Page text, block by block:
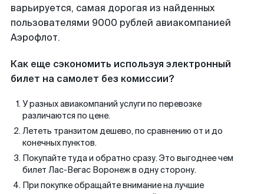
варьируется, самая дорогая из найденных
пользователями 9000 рублей авиакомпанией
Аэрофлот.
Как еще сэкономить используя электронный
билет на самолет без комиссии?
У разных авиакомпаний услуги по перевозке
различаются по цене.
Лететь транзитом дешево, по сравнению от и до
конечных пунктов.
Покупайте туда и обратно сразу. Это выгоднее чем
билет Лас-Вегас Воронеж в одну сторону.
При покупке обращайте внимание на лучшие